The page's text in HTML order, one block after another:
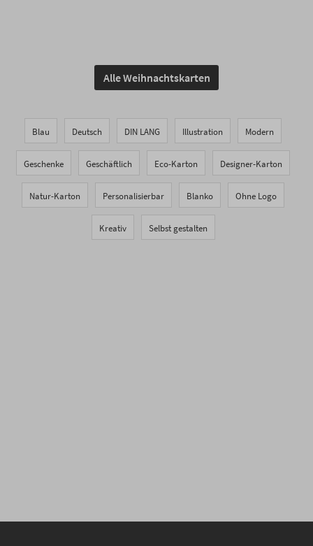
Alle Weihnachtskarten
Blau Deutsch DIN LANG Illustration Modern
Geschenke Geschäftlich Eco-Karton Designer-Karton
Natur-Karton Personalisierbar Blanko Ohne Logo
Kreativ Selbst gestalten